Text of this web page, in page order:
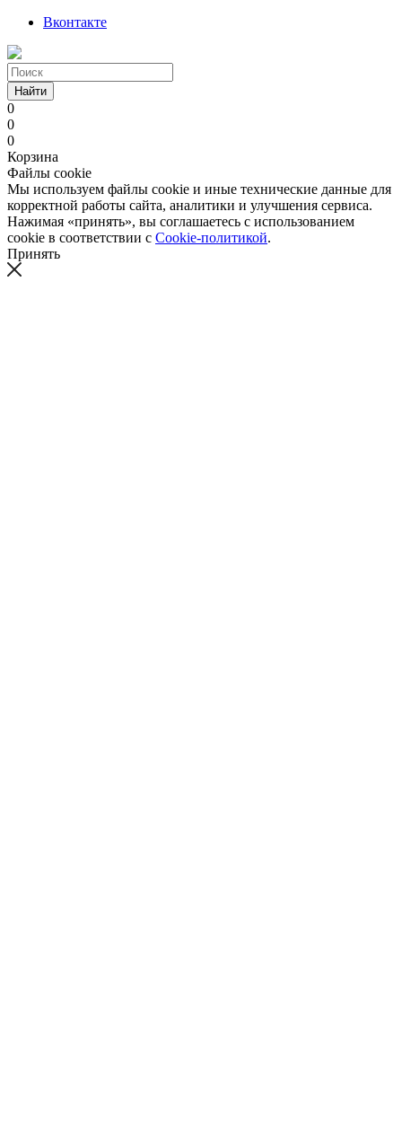
Вконтакте
Найти
0
0
0
Корзина
Файлы cookie
Мы используем файлы cookie и иные технические данные для
корректной работы сайта, аналитики и улучшения сервиса.
Нажимая «принять», вы соглашаетесь с использованием
cookie в соответствии с Cookie-политикой.
Принять